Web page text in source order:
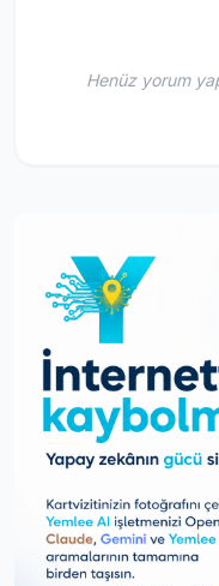
Henüz yorum